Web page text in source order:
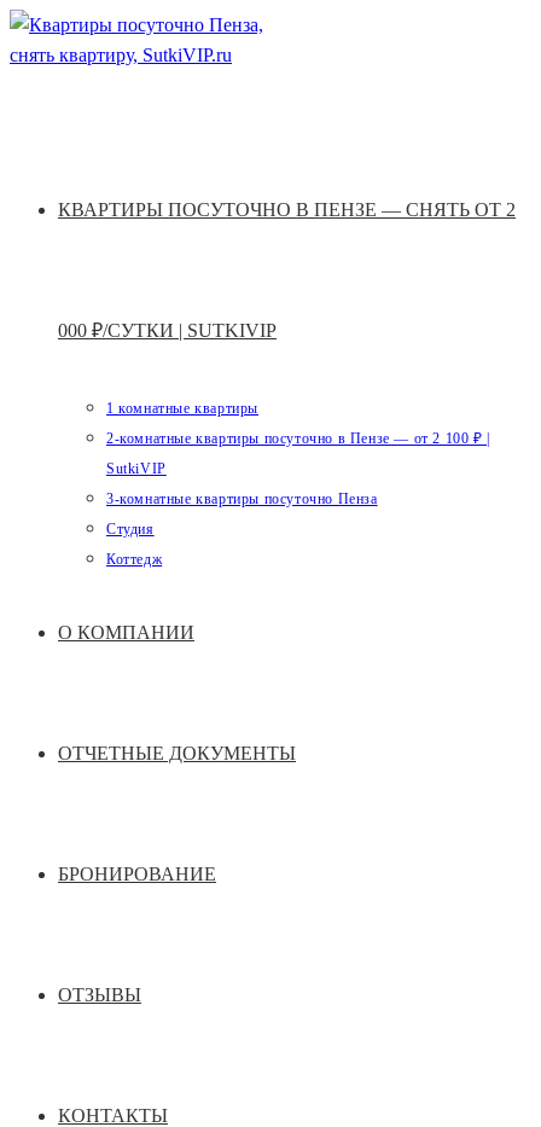
Перейти
к
КВАРТИРЫ ПОСУТОЧНО В ПЕНЗЕ — СНЯТЬ ОТ 2
000 ₽/СУТКИ | SUTKIVIP
1 комнатные квартиры
2-комнатные квартиры посуточно в Пензе — от 2 100 ₽ |
SutkiVIP
3-комнатные квартиры посуточно Пенза
Студия
Коттедж
О КОМПАНИИ
ОТЧЕТНЫЕ ДОКУМЕНТЫ
БРОНИРОВАНИЕ
ОТЗЫВЫ
КОНТАКТЫ